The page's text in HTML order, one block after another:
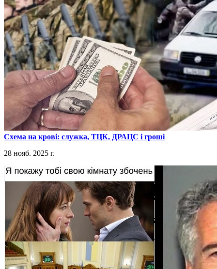
​Схема на крові: служка, ТЦК, ДРАЦС і гроші
28 нояб. 2025 г.